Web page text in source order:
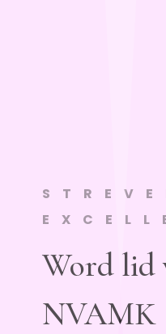
Word lid
NVAMK